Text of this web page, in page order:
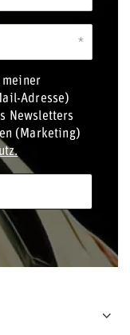
Adresse)
Newsletters
(Marketing)